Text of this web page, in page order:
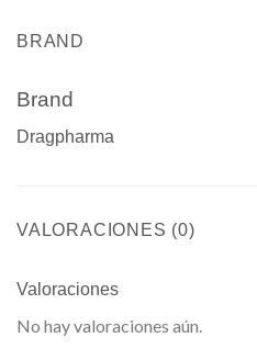
BRAND
Brand
Dragpharma
VALORACIONES (0)
Valoraciones
No hay valoraciones aún.